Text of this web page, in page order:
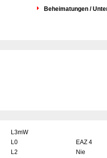
Beheimatungen /
L3mW
L0 EAZ 4
L2 Nie